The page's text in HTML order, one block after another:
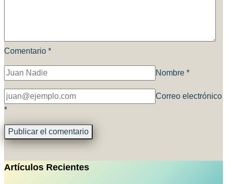
Comentario *
Nombre *
Correo electrónico
*
Artículos Recientes